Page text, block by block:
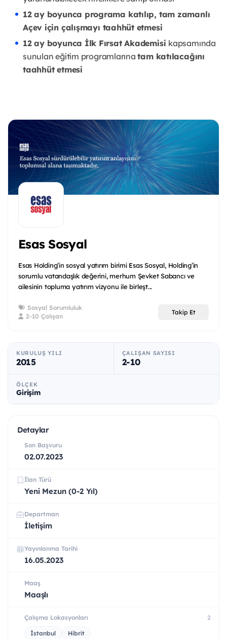
12 ay boyunca programa katılıp, tam zamanlı
Açev için çalışmayı taahhüt etmesi
12 ay boyunca İlk Fırsat Akademisi kapsamında
sunulan eğitim programlarınatam katılacağını
taahhüt etmesi
Esas Sosyal
Esas Holding’in sosyal yatırım birimi Esas Sosyal, Holding’in
sorumlu vatandaşlık değerini, merhum Şevket Sabancı ve
ailesinin topluma yatırım vizyonu ile birleşt...
Sosyal Sorumluluk
2-10 Çalışan
Takip Et
KURULUŞ YILI
2015
ÇALIŞAN SAYISI
2-10
ÖLÇEK
Girişim
Detaylar
Son Başvuru
02.07.2023
İlan Türü
Yeni Mezun (0-2 Yıl)
Departman
İletişim
Yayınlanma Tarihi
16.05.2023
Maaş
Maaşlı
Çalışma Lokasyonları 2
İstanbul Hibrit